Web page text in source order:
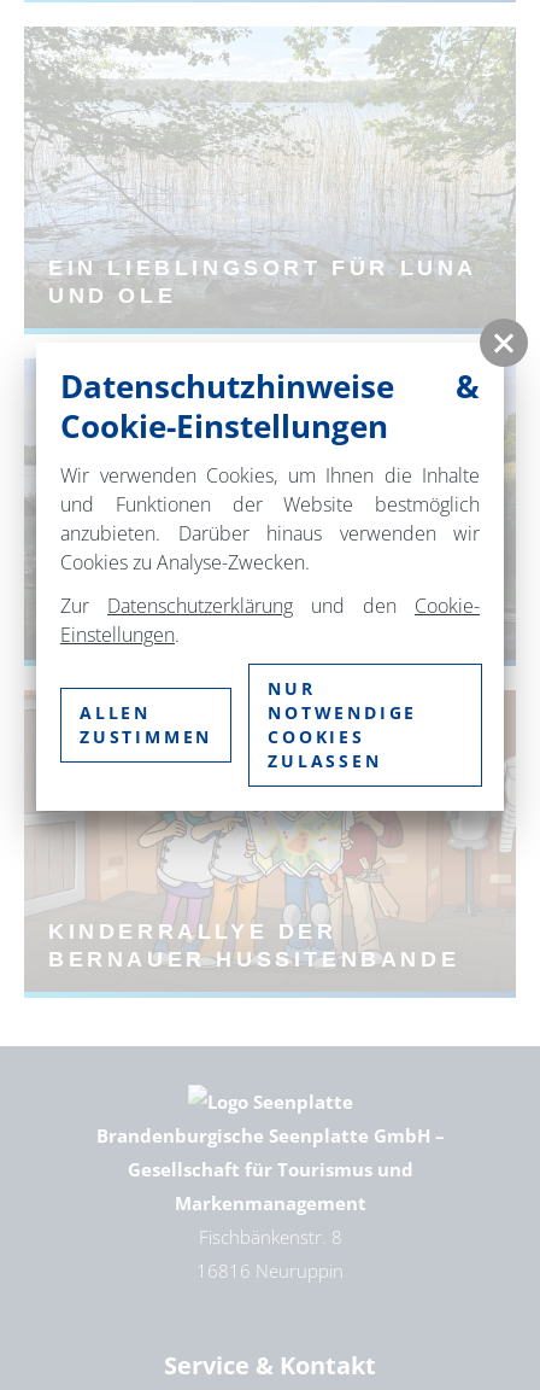
EIN LIEBLINGSORT FÜR LUNA
UND OLE
FROSCHKÖNIG-RALLYE
KINDERRALLYE DER
BERNAUER HUSSITENBANDE
Brandenburgische Seenplatte GmbH –
Gesellschaft für Tourismus und
Markenmanagement
Fischbänkenstr. 8
16816 Neuruppin
Service & Kontakt
Datenschutzhinweise &
Cookie-Einstellungen
Wir verwenden Cookies, um Ihnen die Inhalte
und Funktionen der Website bestmöglich
anzubieten. Darüber hinaus verwenden wir
Cookies zu Analyse-Zwecken.
Zur Datenschutzerklärung und den Cookie-
Einstellungen.
ALLEN
ZUSTIMMEN
NUR
NOTWENDIGE
COOKIES
ZULASSEN